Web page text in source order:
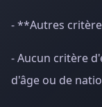
- **Autres
- Aucun critère
d'âge ou de